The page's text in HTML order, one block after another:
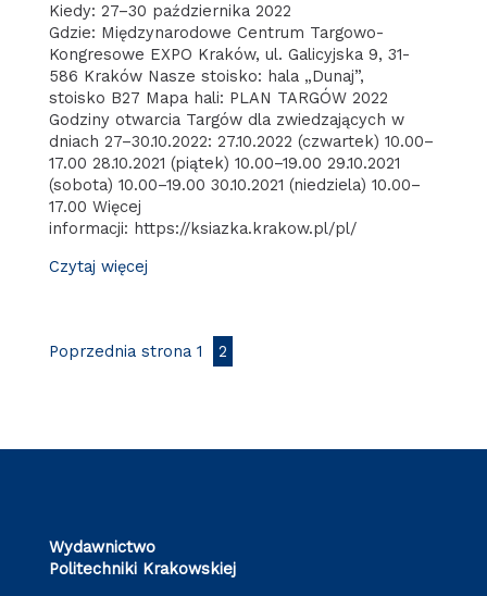
Kiedy: 27–30 października 2022
Gdzie: Międzynarodowe Centrum Targowo-
Kongresowe EXPO Kraków, ul. Galicyjska 9, 31-
586 Kraków Nasze stoisko: hala „Dunaj”,
stoisko B27 Mapa hali: PLAN TARGÓW 2022
Godziny otwarcia Targów dla zwiedzających w
dniach 27–30.10.2022: 27.10.2022 (czwartek) 10.00–
17.00 28.10.2021 (piątek) 10.00–19.00 29.10.2021
(sobota) 10.00–19.00 30.10.2021 (niedziela) 10.00–
17.00 Więcej
informacji: https://ksiazka.krakow.pl/pl/
Czytaj więcej
Poprzednia strona 1 2
Wydawnictwo
Politechniki Krakowskiej